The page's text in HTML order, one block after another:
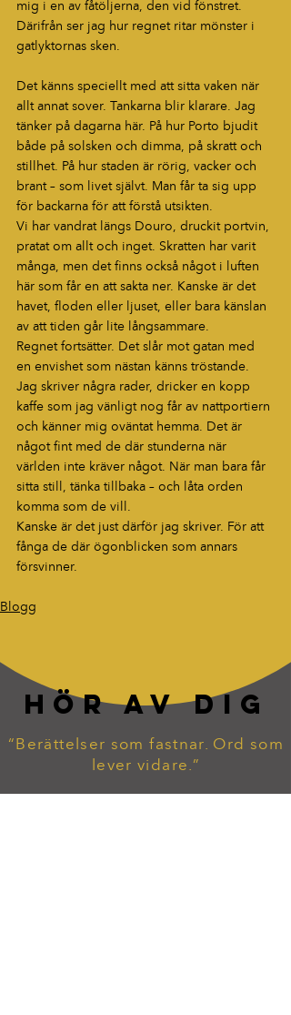
mig i en av fåtöljerna, den vid fönstret.
Därifrån ser jag hur regnet ritar mönster i
gatlyktornas sken.
Det känns speciellt med att sitta vaken när
allt annat sover. Tankarna blir klarare. Jag
tänker på dagarna här. På hur Porto bjudit
både på solsken och dimma, på skratt och
stillhet. På hur staden är rörig, vacker och
brant – som livet självt. Man får ta sig upp
för backarna för att förstå utsikten.
Vi har vandrat längs Douro, druckit portvin,
pratat om allt och inget. Skratten har varit
många, men det finns också något i luften
här som får en att sakta ner. Kanske är det
havet, floden eller ljuset, eller bara känslan
av att tiden går lite långsammare.
Regnet fortsätter. Det slår mot gatan med
en envishet som nästan känns tröstande.
Jag skriver några rader, dricker en kopp
kaffe som jag vänligt nog får av nattportiern
och känner mig oväntat hemma. Det är
något fint med de där stunderna när
världen inte kräver något. När man bara får
sitta still, tänka tillbaka – och låta orden
komma som de vill.
Kanske är det just därför jag skriver. För att
fånga de där ögonblicken som annars
försvinner.
Blogg
HÖR AV DIG
“Berättelser som fastnar. Ord som
lever vidare.”